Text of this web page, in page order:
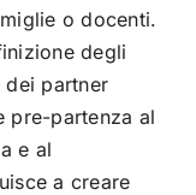
o docenti.
degli
dei partner
pre-partenza al
e al
a creare